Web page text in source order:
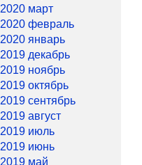
2020 март
2020 февраль
2020 январь
2019 декабрь
2019 ноябрь
2019 октябрь
2019 сентябрь
2019 август
2019 июль
2019 июнь
2019 май